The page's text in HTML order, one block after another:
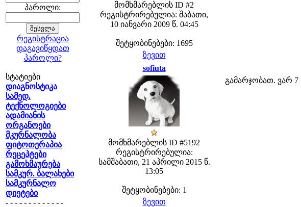
პაროლი:
რეგისტრაცია
დაგავიწყდათ
პაროლი?
სტატიები
დიაგნოსტიკა
სამედ.
ტექნოლოგიები
ადამიანის
ორგანოები
მკურნალობა
ფიტოთერაპია
რეცეპტები
გამოხმაურება
სამკურ. ბალახები
სამკურნალო
დიეტები
- - - - - - - - - - - - -
მომხმარებლის ID #2
რეგისტრირებულია: შაბათი,
10 იანვარი 2009 წ. 04:45
შეტყობინებები: 1695
ზევით
sofiuta
მომხმარებლის ID #5192
რეგისტრირებულია:
სამშაბათი, 21 აპრილი 2015 წ.
13:05
შეტყობინებები: 1
გამარჯობათ. ვარ 7
ზევით